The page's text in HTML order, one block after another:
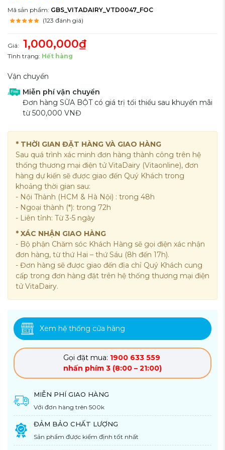
Mã sản phẩm: GBS_VITADAIRY_VTD0047_FOC
(123 đánh giá)
Giá: 1,000,000₫
Tình trạng: Hết hàng
Vận chuyển
Miễn phí vận chuyển
Đơn hàng SỮA BỘT có giá trị tối thiểu sau khuyến mãi
từ 500,000 VNĐ
* THỜI GIAN ĐẶT HÀNG VÀ GIAO HÀNG
Sau quá trình xác minh đơn hàng thành công trên hệ
thống thương mại điện tử VitaDairy (Vitaonline), đơn
hàng dự kiến sẽ được giao đến Quý Khách trong
khoảng thời gian sau:
- Nội Thành (HCM & Hà Nội) : trong 48h
- Ngoại thành (*): trong 72h
- Liên tỉnh: Từ 3-5 ngày
* XÁC NHẬN GIAO HÀNG
- Bộ phận Chăm sóc Khách Hàng sẽ gọi điện xác nhận
đơn hàng, từ thứ Hai – thứ Sáu (8h đến 17h).
- Đơn hàng sẽ được giao đến địa chỉ Quý Khách cung
cấp trong đơn hàng đặt trên hệ thống thương mại điện
tử VitaDairy.
Xem hệ thống cửa hàng
Gọi đặt mua: 1900 633 559
nhấn phím 3 (8:00 – 21:00)
MIỄN PHÍ GIAO HÀNG
Với đơn hàng trên 500k
ĐẢM BẢO CHẤT LƯỢNG
Sản phẩm được kiểm định tốt nhất